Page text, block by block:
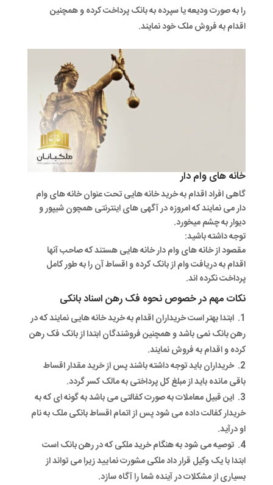
را به صورت ودیعه یا سپرده به بانک پرداخت کرده و همچنین
اقدام به فروش ملک خود نمایند.
خانه های وام دار
گاهی افراد اقدام به خرید خانه هایی تحت عنوان خانه های وام
دار می نمایند که امروزه در آگهی های اینترنتی همچون شیپور و
دیوار به چشم میخورد.
توجه داشته باشید:
مقصود از خانه های وام دار خانه هایی هستند که صاحب آنها
اقدام به دریافت وام از بانک کرده و اقساط آن را به طور کامل
پرداخت نکرده اند.
نکات مهم در خصوص نحوه فک رهن اسناد بانکی
ابتدا بهتر است خریداران اقدام به خرید خانه هایی نمایند که در
رهن بانک نمی باشد و همچنین فروشندگان ابتدا از بانک فک رهن
کرده و اقدام به فروش نمایند.
خریداران باید توجه داشته باشند پس از خرید مقدار اقساط
باقی مانده باید از مبلغ کل پرداختی به مالک کسر گردد.
این قبیل معاملات به صورت کفالتی می باشد به گونه ای که به
خریدار کفالت داده می شود پس از اتمام اقساط بانکی ملک به نام
او درآید.
توصیه می شود به هنگام خرید ملکی که در رهن بانک است
ابتدا با یک وکیل قرار داد ملکی مشورت نمایید زیرا می تواند از
بسیاری از مشکلات در آینده شما را آگاه سازد.